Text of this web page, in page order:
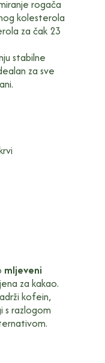
rogača
kolesterola
za čak 23
stabilne
za sve
mljeveni
za kakao.
kofein,
s razlogom